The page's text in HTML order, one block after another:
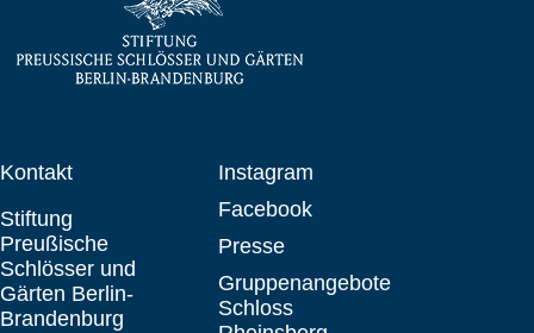
Kontakt
Stiftung
Preußische
Schlösser und
Gärten Berlin-
Brandenburg
Instagram
Facebook
Presse
Gruppenangebote
Schloss